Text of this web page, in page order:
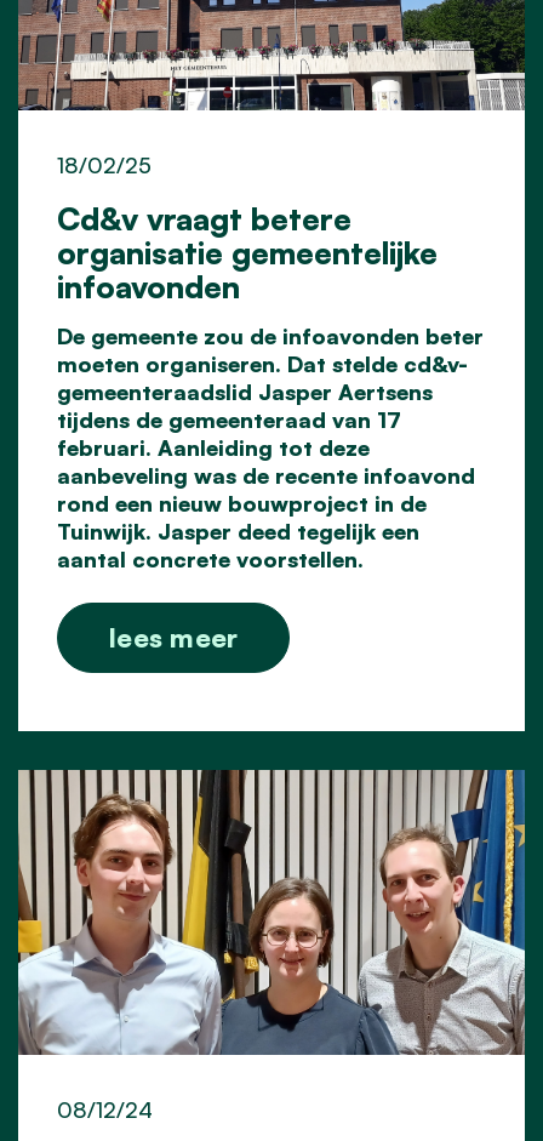
Cd&v vraagt betere
organisatie gemeentelijke
infoavonden
18/02/25
De gemeente zou de infoavonden beter
moeten organiseren. Dat stelde cd&v-
gemeenteraadslid Jasper Aertsens
tijdens de gemeenteraad van 17
februari. Aanleiding tot deze
aanbeveling was de recente infoavond
rond een nieuw bouwproject in de
Tuinwijk. Jasper deed tegelijk een
aantal concrete voorstellen.
lees meer
08/12/24